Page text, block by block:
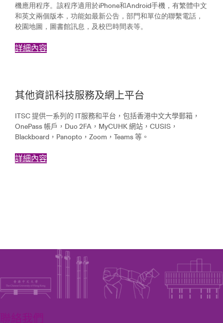
機應用程序。該程序適用於iPhone和Android手機，有繁體中文
和英文兩個版本，功能如最新公告，部門和單位的聯繫電話，
校園地圖，圖書館訊息，及校巴時間表等。
詳細內容
其他資訊科技服務及網上平台
ITSC 提供一系列的 IT服務和平台，包括香港中文大學郵箱，
OnePass 帳戶，Duo 2FA，MyCUHK 網站，CUSIS，
Blackboard，Panopto，Zoom，Teams 等。
詳細內容